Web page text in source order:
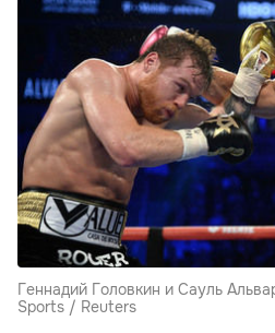
Геннадий Головкин и Сауль
Sports / Reuters